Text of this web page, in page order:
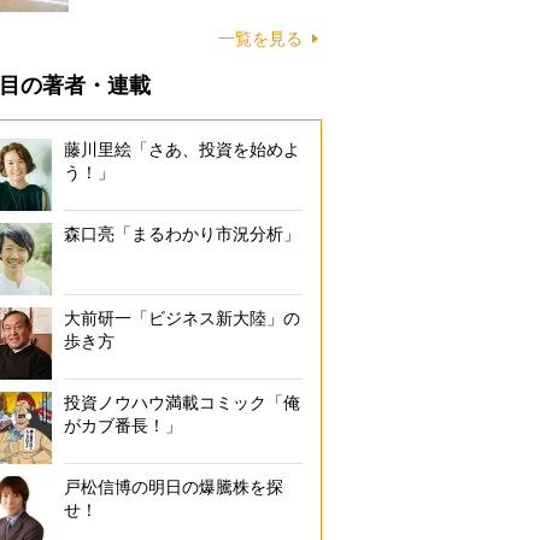
一覧を見る
の著者・連載
藤川里絵「さあ、投資を始めよ
う！」
森口亮「まるわかり市況分析」
大前研一「ビジネス新大陸」の
歩き方
投資ノウハウ満載コミック「俺
がカブ番長！」
戸松信博の明日の爆騰株を探
せ！